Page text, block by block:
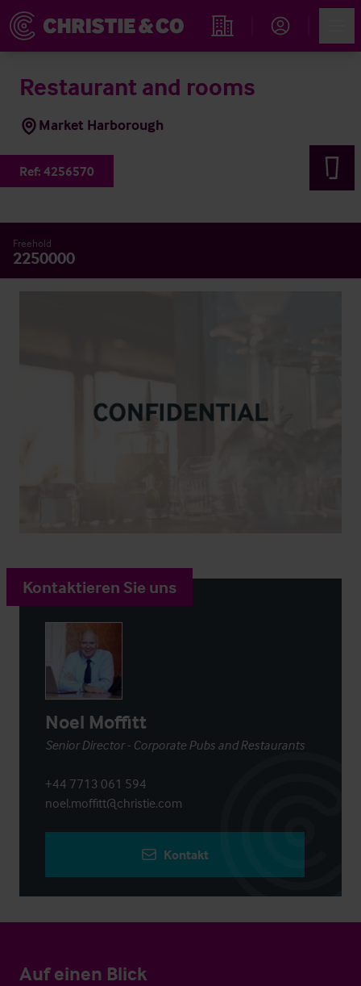
Immobiliensuche
Restaurant and rooms
Market Harborough
Ref: 4256570
Freehold
2250000
Kontaktieren Sie uns
Noel Moffitt
Senior Director - Corporate Pubs and Restaurants
+44 7713 061 594
noel.moffitt@christie.com
Kontakt
Auf einen Blick